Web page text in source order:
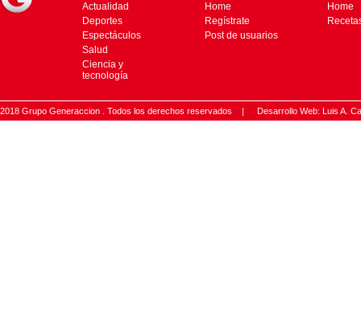
Actualidad
Deportes
Espectáculos
Salud
Ciencia y
tecnología
Home
Regístrate
Post de usuarios
Home
2018 Grupo Generaccion . Todos los derechos reservados | Desarrollo Web: Luis